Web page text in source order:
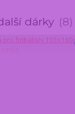
dárky 8